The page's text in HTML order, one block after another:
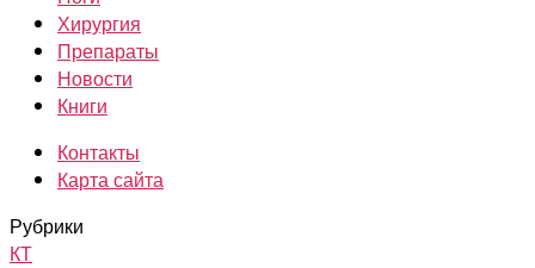
Хирургия
Препараты
Новости
Книги
Контакты
Карта сайта
Рубрики
КТ